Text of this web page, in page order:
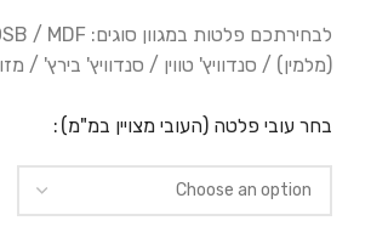
(מלמין) / סנדוויץ' טווין / סנדוויץ' בירץ' /
בחר עובי פלטה (העובי מצויין במ"מ)